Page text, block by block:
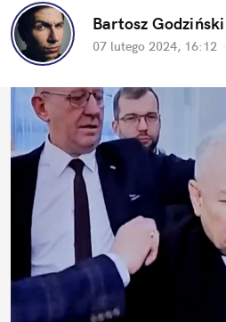
Bartosz Godziński
07 lutego 2024, 16:12 ·